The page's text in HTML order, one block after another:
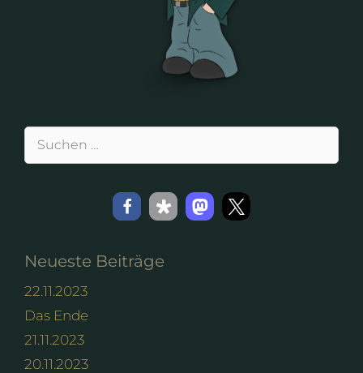
Suchen
Neueste Beiträge
22.11.2023
Das Ende
21.11.2023
20.11.2023